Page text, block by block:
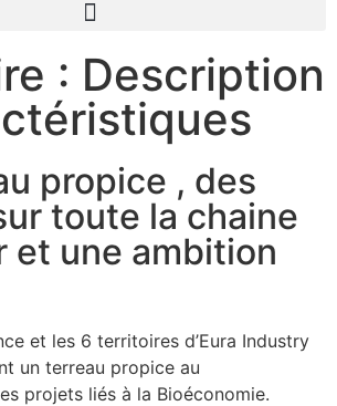
: Description
propice , des
toute la chaine
et une ambition
et les 6 territoires d’Eura Industry
un terreau propice au
projets liés à la Bioéconomie.